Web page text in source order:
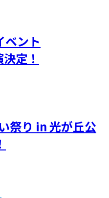
ベント
定！
祭り in 光が丘公